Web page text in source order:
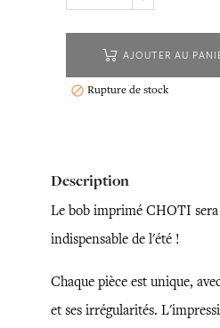
AJOUTER AU
 Rupture de stock
Description
Le bob imprimé CHOTI sera
indispensable de l'été !
Chaque pièce est unique,
et ses irrégularités.